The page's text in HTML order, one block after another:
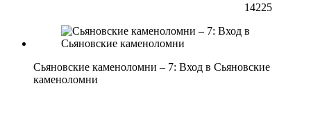
14225
Сьяновские каменоломни – 7: Вход в Сьяновские
каменоломни